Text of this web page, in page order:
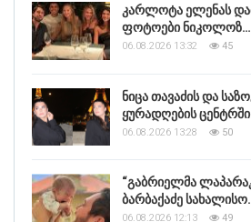
კარლოტა ელენას
ფოტოები ნიკოლოზ…
06.08.2026 13:32 45
ნიცა თავაძის და
ყურადღების
06.08.2026 13:28 50
“გაბრიელმა
ბარბაქაძე
06.08.2026 12:13 49